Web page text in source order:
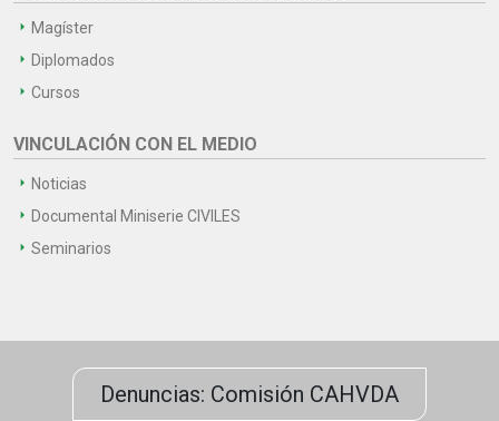
Magíster
Diplomados
Cursos
VINCULACIÓN CON EL MEDIO
Noticias
Documental Miniserie CIVILES
Seminarios
Denuncias: Comisión CAHVDA